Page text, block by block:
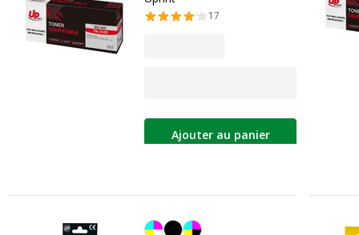
17
Ajouter au panier
Cyan/magenta/jaune